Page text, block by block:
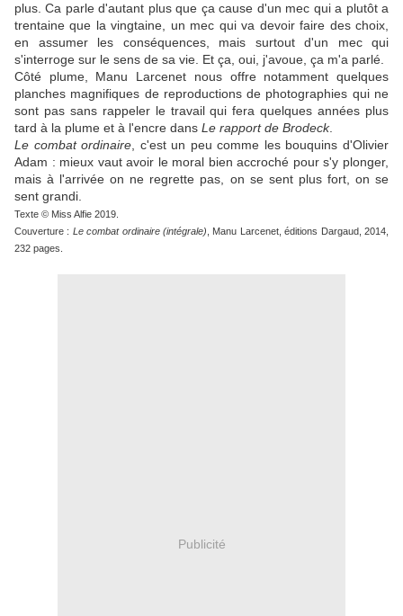
plus. Ca parle d'autant plus que ça cause d'un mec qui a plutôt a
trentaine que la vingtaine, un mec qui va devoir faire des choix,
en assumer les conséquences, mais surtout d'un mec qui
s'interroge sur le sens de sa vie. Et ça, oui, j'avoue, ça m'a parlé.
Côté plume, Manu Larcenet nous offre notamment quelques
planches magnifiques de reproductions de photographies qui ne
sont pas sans rappeler le travail qui fera quelques années plus
tard à la plume et à l'encre dans Le rapport de Brodeck.
Le combat ordinaire , c'est un peu comme les bouquins d'Olivier
Adam : mieux vaut avoir le moral bien accroché pour s'y plonger,
mais à l'arrivée on ne regrette pas, on se sent plus fort, on se
sent grandi.
Texte © Miss Alfie 2019.
Couverture : Le combat ordinaire (intégrale) , Manu Larcenet, éditions Dargaud, 2014,
232 pages.
Publicité